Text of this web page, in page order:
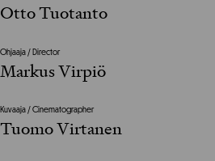
Otto Tuotanto
Ohjaaja / Director
Markus Virpiö
Kuvaaja / Cinematographer
Tuomo Virtanen